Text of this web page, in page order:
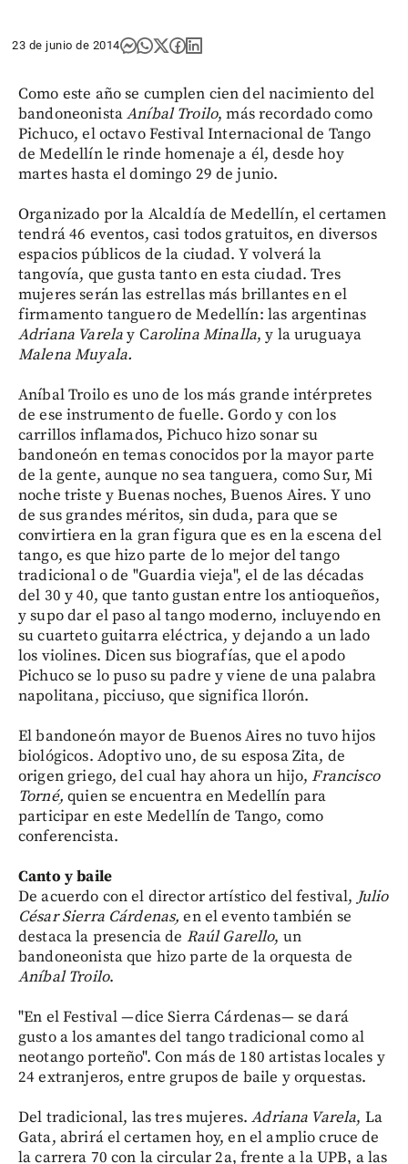
23 de junio de 2014
Como este año se cumplen cien del nacimiento del
bandoneonistaAníbal Troilo, más recordado como
Pichuco, el octavo Festival Internacional de Tango
de Medellín le rinde homenaje a él, desde hoy
martes hasta el domingo 29 de junio.
Organizado por la Alcaldía de Medellín, el certamen
tendrá 46 eventos, casi todos gratuitos, en diversos
espacios públicos de la ciudad. Y volverá la
tangovía, que gusta tanto en esta ciudad. Tres
mujeres serán las estrellas más brillantes en el
firmamento tanguero de Medellín: las argentinas
Adriana Varelay Carolina Minalla, y la uruguaya
Malena Muyala.
Aníbal Troilo es uno de los más grande intérpretes
de ese instrumento de fuelle. Gordo y con los
carrillos inflamados, Pichuco hizo sonar su
bandoneón en temas conocidos por la mayor parte
de la gente, aunque no sea tanguera, como Sur, Mi
noche triste y Buenas noches, Buenos Aires. Y uno
de sus grandes méritos, sin duda, para que se
convirtiera en la gran figura que es en la escena del
tango, es que hizo parte de lo mejor del tango
tradicional o de "Guardia vieja", el de las décadas
del 30 y 40, que tanto gustan entre los antioqueños,
y supo dar el paso al tango moderno, incluyendo en
su cuarteto guitarra eléctrica, y dejando a un lado
los violines. Dicen sus biografías, que el apodo
Pichuco se lo puso su padre y viene de una palabra
napolitana, picciuso, que significa llorón.
El bandoneón mayor de Buenos Aires no tuvo hijos
biológicos. Adoptivo uno, de su esposa Zita, de
origen griego, del cual hay ahora un hijo,Francisco
Torné,quien se encuentra en Medellín para
participar en este Medellín de Tango, como
conferencista.
Canto y baile
De acuerdo con el director artístico del festival, Julio
César Sierra Cárdenas,en el evento también se
destaca la presencia de Raúl Garello, un
bandoneonista que hizo parte de la orquesta de
Aníbal Troilo.
"En el Festival —dice Sierra Cárdenas— se dará
gusto a los amantes del tango tradicional como al
neotango porteño". Con más de 180 artistas locales y
24 extranjeros, entre grupos de baile y orquestas.
Del tradicional, las tres mujeres.Adriana Varela, La
Gata, abrirá el certamen hoy, en el amplio cruce de
la carrera 70 con la circular 2a, frente a la UPB, a las